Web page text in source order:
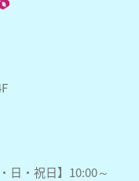
日・祝日】10:00～